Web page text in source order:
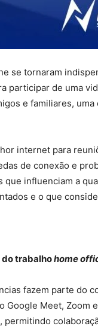
se tornaram
participar de uma
e familiares,
internet para
de conexão e
que influenciam a
e o que
do trabalhohome
fazem parte do
Google Meet, Zoom
permitindo